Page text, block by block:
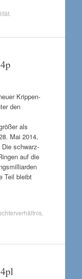
.
Krippen-
den
als
Mai 2014,
schwarz-
auf die
Teil bleibt
,